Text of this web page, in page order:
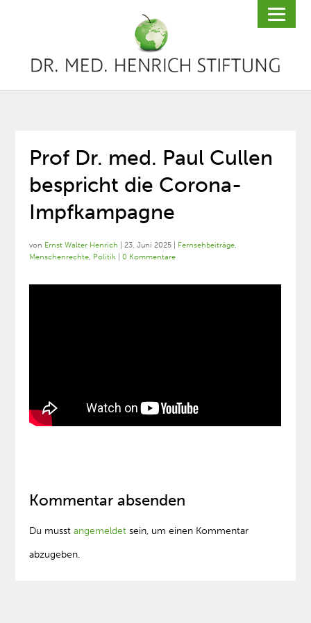
Prof Dr. med. Paul Cullen
bespricht die Corona-
Impfkampagne
von Ernst Walter Henrich |23. Juni 2025 Fernsehbeiträge,
Menschenrechte, Politik |0 Kommentare
Kommentar absenden
Du musstangemeldet sein, um einen Kommentar
abzugeben.